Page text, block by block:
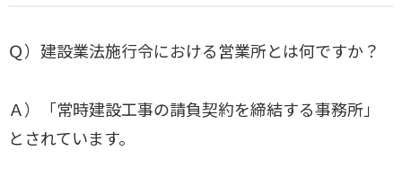
Ｑ）建設業法施行令における営業所とは何ですか？
Ａ）「常時建設工事の請負契約を締結する事務所」
とされています。